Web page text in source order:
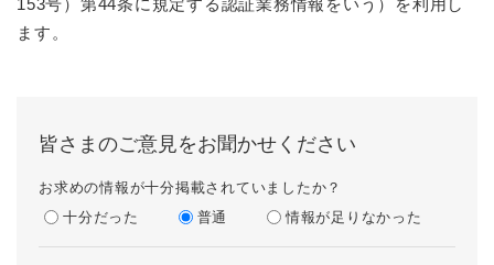
ます。
皆さまのご意見をお聞かせください
お求めの情報が十分掲載されていましたか？
十分だった
普通 情報が足りなかった